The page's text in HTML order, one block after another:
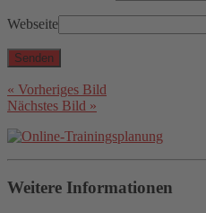
Webseite
« Vorheriges Bild
Nächstes Bild »
Weitere Informationen